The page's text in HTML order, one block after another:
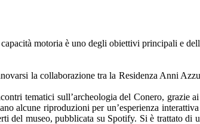
motoria è uno degli obiettivi principali e
la collaborazione tra la Residenza Anni
tematici sull’archeologia del Conero, grazie
alcune riproduzioni per un’esperienza
del museo, pubblicata su Spotify. Si è trattato di